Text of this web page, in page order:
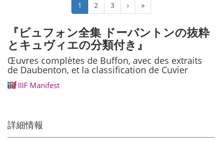
Current
page
1 Page
2 Page
3
Next
page
›
Last
page
»
『ビュフォン全集 ドーバントンの抜粋
とキュヴィエの分類付き』
Œuvres complètes de Buffon, avec des extraits
de Daubenton, et la classification de Cuvier
IIIF Manifest
詳細情報